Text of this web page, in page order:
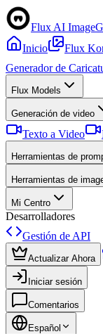
Flux AI Image
Inicio
Flux
Generador de
Flux Models
Generación de video
Texto a Video
Herramientas de
Herramientas de
Mi Centro
Desarrolladores
Gestión de API
Actualizar Ahora
Iniciar sesión
Comentarios
Español